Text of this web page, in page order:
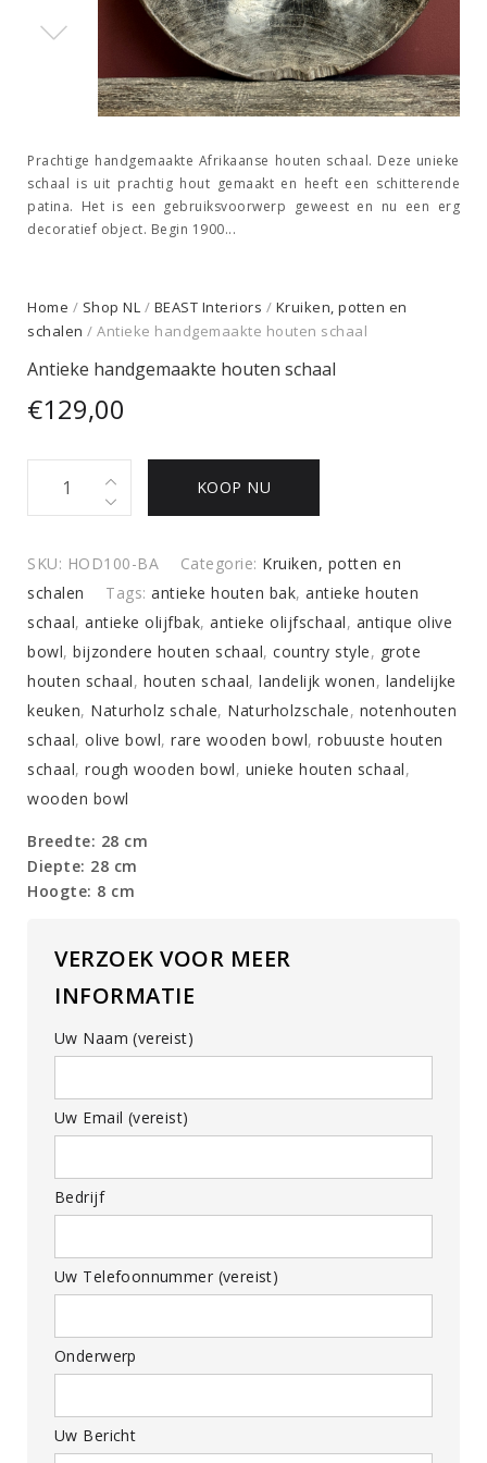
Prachtige handgemaakte Afrikaanse houten schaal. Deze unieke
schaal is uit prachtig hout gemaakt en heeft een schitterende
patina. Het is een gebruiksvoorwerp geweest en nu een erg
decoratief object. Begin 1900...
Home / Shop NL / BEAST Interiors / Kruiken, potten en
schalen / Antieke handgemaakte houten schaal
Antieke handgemaakte houten schaal
€129,00
handgemaakte
schaal
quantity
KOOP NU
SKU: HOD100-BA Categorie: Kruiken, potten en
schalen
Tags: antieke houten bak, antieke houten
schaal, antieke olijfbak, antieke olijfschaal, antique olive
bowl, bijzondere houten schaal, country style, grote
houten schaal, houten schaal, landelijk wonen, landelijke
keuken, Naturholz schale, Naturholzschale, notenhouten
schaal, olive bowl, rare wooden bowl, robuuste houten
schaal, rough wooden bowl, unieke houten schaal,
wooden bowl
Breedte: 28 cm
Diepte: 28 cm
Hoogte: 8 cm
VERZOEK VOOR MEER
INFORMATIE
Uw Naam (vereist)
Uw Email (vereist)
Bedrijf
Uw Telefoonnummer (vereist)
Onderwerp
Uw Bericht